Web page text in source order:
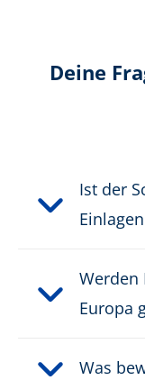
Obermaterial:
Schutzklasse:
Deine
Ist der
Werden
Europa
Was